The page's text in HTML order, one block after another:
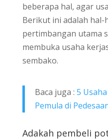
beberapa hal, agar
Berikut ini adalah hal-
pertimbangan utama
membuka usaha
sembako.
Baca juga : 5
Pemula di
Adakah pembeli